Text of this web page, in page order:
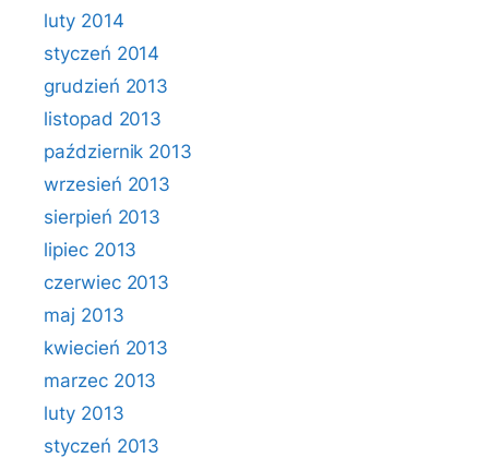
luty 2014
styczeń 2014
grudzień 2013
listopad 2013
październik 2013
wrzesień 2013
sierpień 2013
lipiec 2013
czerwiec 2013
maj 2013
kwiecień 2013
marzec 2013
luty 2013
styczeń 2013